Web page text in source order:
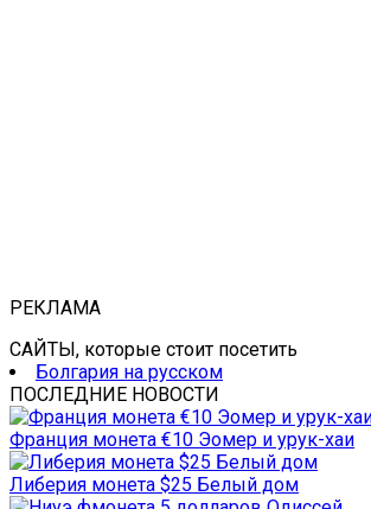
РЕКЛАМА
САЙТЫ, которые стоит посетить
Болгария на русском
ПОСЛЕДНИЕ НОВОСТИ
Франция монета €10 Эомер и урук-хаи
Либерия монета $25 Белый дом